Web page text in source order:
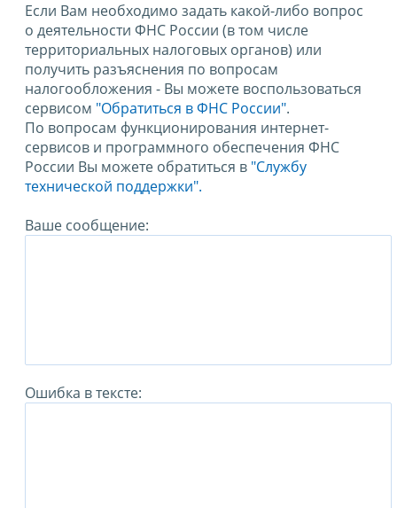
Если Вам необходимо задать какой-либо вопрос
о деятельности ФНС России (в том числе
территориальных налоговых органов) или
получить разъяснения по вопросам
налогообложения - Вы можете воспользоваться
сервисом "Обратиться в ФНС России".
По вопросам функционирования интернет-
сервисов и программного обеспечения ФНС
России Вы можете обратиться в "Службу
технической поддержки".
Ваше сообщение:
Ошибка в тексте: